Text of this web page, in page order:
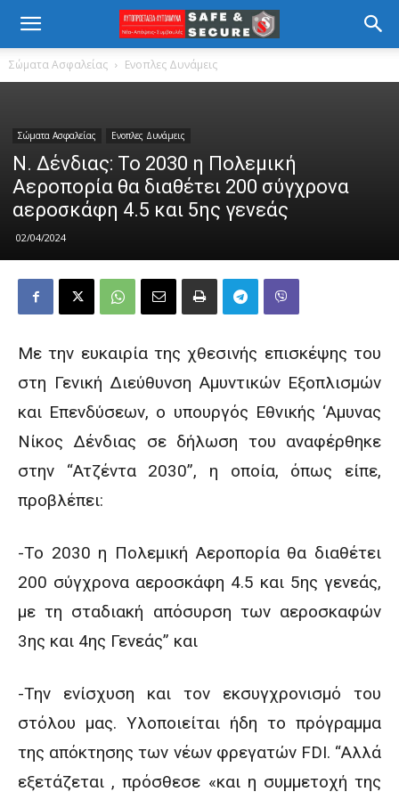
Σώματα Ασφαλείας Ενοπλες Δυνάμεις
Σώματα Ασφαλείας Ενοπλες Δυνάμεις
Ν. Δένδιας: Το 2030 η Πολεμική
Αεροπορία θα διαθέτει 200 σύγχρονα
αεροσκάφη 4.5 και 5ης γενεάς
02/04/2024
Με την ευκαιρία της χθεσινής επισκέψης του
στη Γενική Διεύθυνση Aμυντικών Eξοπλισμών
και Eπενδύσεων, ο υπουργός Εθνικής ‘Αμυνας
Νίκος Δένδιας σε δήλωση του αναφέρθηκε
στην “Ατζέντα 2030”, η οποία, όπως είπε,
προβλέπει:
-Το 2030 η Πολεμική Αεροπορία θα διαθέτει
200 σύγχρονα αεροσκάφη 4.5 και 5ης γενεάς,
με τη σταδιακή απόσυρση των αεροσκαφών
3ης και 4ης Γενεάς” και
-Την ενίσχυση και τον εκσυγχρονισμό του
στόλου μας. Υλοποιείται ήδη το πρόγραμμα
της απόκτησης των νέων φρεγατών FDI. “Αλλά
εξετάζεται , πρόσθεσε «και η συμμετοχή της